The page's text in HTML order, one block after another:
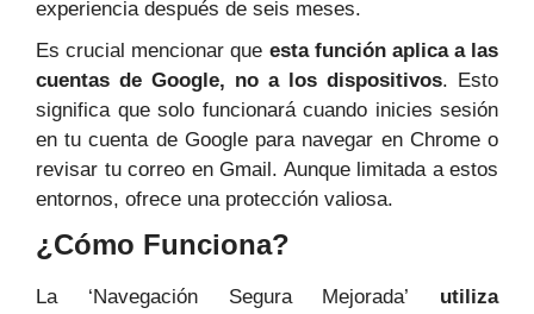
experiencia después de seis meses.
Es crucial mencionar que esta función aplica a las
cuentas de Google, no a los dispositivos. Esto
significa que solo funcionará cuando inicies sesión
en tu cuenta de Google para navegar en Chrome o
revisar tu correo en Gmail. Aunque limitada a estos
entornos, ofrece una protección valiosa.
¿Cómo Funciona?
La ‘Navegación Segura Mejorada’ utiliza